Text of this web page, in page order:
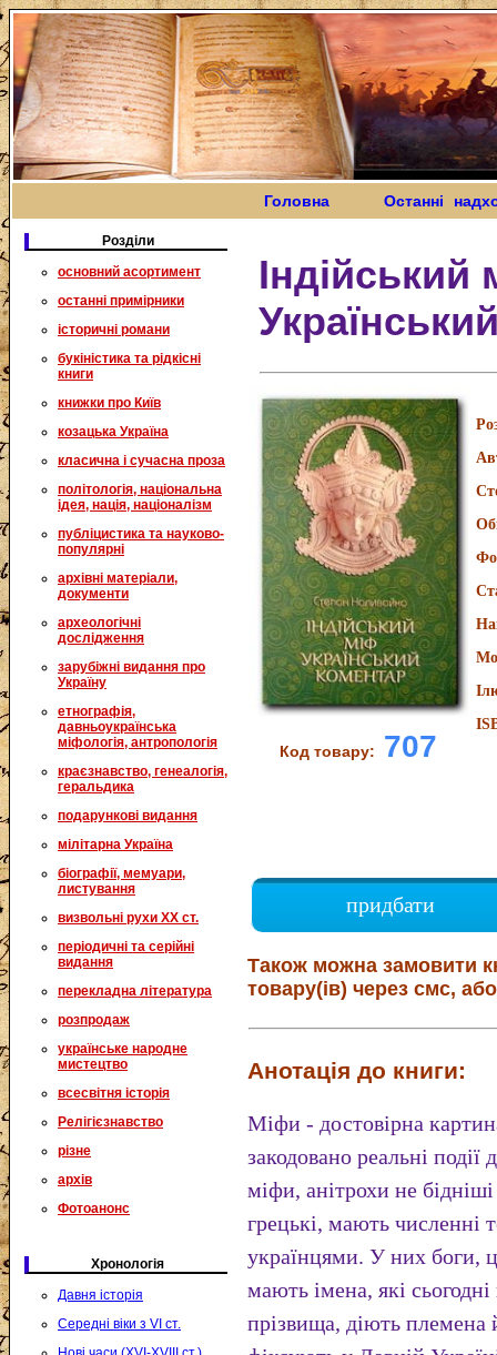
Головна Останні
Розділи
основний асортимент
останні примірники
історичні романи
букіністика та рідкісні
книги
книжки про Київ
козацька Україна
класична і сучасна проза
політологія, національна
ідея, нація, націоналізм
публіцистика та науково-
популярні
архівні матеріали,
документи
археологічні
дослідження
зарубіжні видання про
Україну
етнографія,
давньоукраїнська
міфологія, антропологія
краєзнавство, генеалогія,
геральдика
подарункові видання
мілітарна Україна
біографії, мемуари,
листування
визвольні рухи XX ст.
періодичні та серійні
видання
перекладна література
розпродаж
українське народне
мистецтво
всесвітня історія
Релігієзнавство
різне
архів
Фотоанонс
Хронологія
Давня історія
Середні віки з VI ст.
Індійський
Код товару: 707
придбати
Також можна замовити
товару(ів) через смс,
Анотація до книги:
Міфи - достовірна
закодовано реальні події
міфи, анітрохи не
грецькі, мають численні
українцями. У них боги,
мають імена, які
прізвища, діють племена